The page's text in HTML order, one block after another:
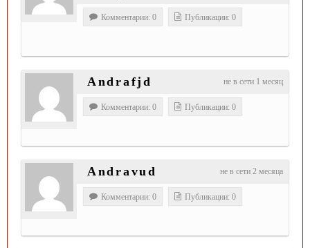
Комментарии: 0 Публикации: 0
не в сети 1 месяц
Andrafjd
Комментарии: 0 Публикации: 0
не в сети 2 месяца
Andravud
Комментарии: 0 Публикации: 0